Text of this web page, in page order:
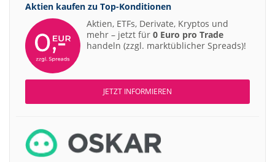
Aktien kaufen zu Top-Konditionen
Aktien, ETFs, Derivate, Kryptos und
mehr – jetzt für 0 Euro pro Trade
handeln (zzgl. marktüblicher Spreads)!
JETZT INFORMIEREN